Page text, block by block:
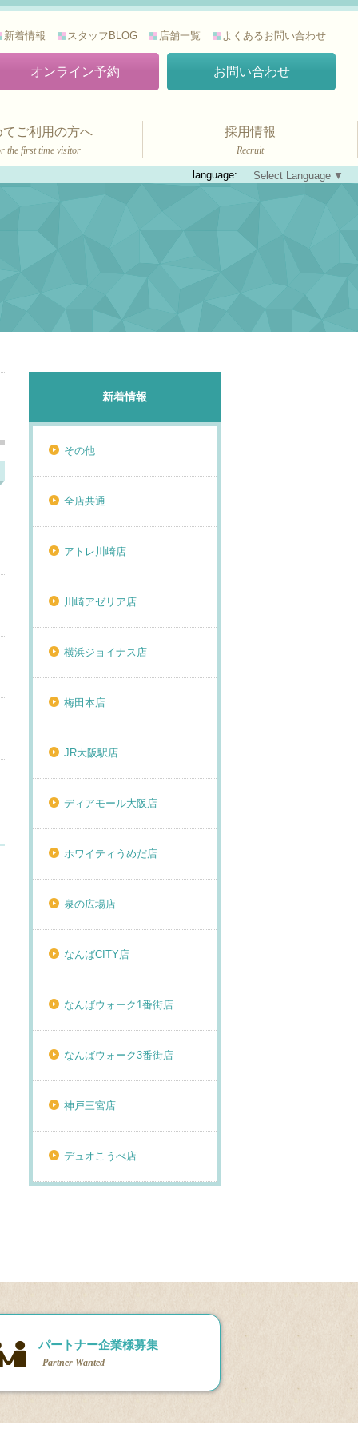
新着情報 スタッフBLOG 店舗一覧 よくあるお問い合わせ
オンライン予約 お問い合わせ
てご利用の方へ
the first time visitor
採用情報
Recruit
language: Select Language ▼
新着情報
その他
全店共通
アトレ川崎店
川崎アゼリア店
横浜ジョイナス店
梅田本店
JR大阪駅店
ディアモール大阪店
ホワイティうめだ店
泉の広場店
なんばCITY店
なんばウォーク1番街店
なんばウォーク3番街店
神戸三宮店
デュオこうべ店
パートナー企業様募集
Partner Wanted